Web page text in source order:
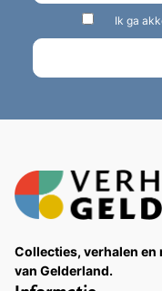
Ik ga
Collecties, verhalen en
van Gelderland.